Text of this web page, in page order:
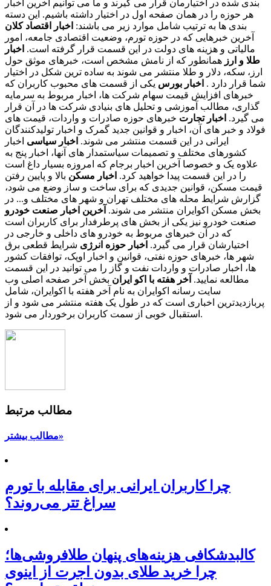
بندی شده در اختیارمان قرار می گیرند و ما می توانیم آخرین اخبار
هر حوزه را در همان صفحه اول در اختیار داشته باشیم. این دسته
بندی ها به ترتیب شامل موارد زیر می باشند: اخبار اقتصاد کلان
آخرین خبرهایی که در حوزه تورم، وضعیت اقتصادی جامعه، امور
مالیاتی و هزینه های دولت در این قسمت قرار گرفته است. اخبار
طلا و ارز همانطور که از نامش مشخص است، خبرهای موثق حول
ارز، سکه، دلار و طلا منتشر می شوند به ساده ترین شکل در اختیار
شما قرار دارد . اخبار بورس یکی از قسمت های محبوب کاربران که
خبرهای افزایش قیمت سهام شرکت ها، اخبار مربوط به سرمایه
گذاری، مطالب آموزشی و تحلیل های بنیادی شرکت ها در آن قرار
می گیرد. اخبار تجارت خبرهای حوزه صادرات و واردات، قیمت های
فولاد و خبر های آن، اخبار و قوانین جدید گمرک و اخبار تولیدکنندگان
ایرانی در این قسمت منتشر می شوند. اخبار سیاسی اخبار
کشورهای مختلف و تصمیمات سیاستمدار های آنها، اخبار پنج به
علاوه یک و خصوصا آخرین اخبار برجام که امروزه بسیار داغ است
را در این قسمت پیدا خواهید کرد. اخبار مسکن بالا و پایین رفتن
قیمت مسکن، قوانین جدیدی که برای ساخت و ساز وضع می شود،
گزارش شرایط محله های مختلف تهران و شهر های مختلف و... در
بخش مسکن اکوایران منتشر می شوند. آخرین اخبار صنعت خودرو
صنعت خودرو نیز یکی از بخش های پرطرفدار برای کاربران است
که در آن خبرهای مربوط به خودرو های داخلی و خارجی در
اختیارشان قرار می گیرد. اخبار حوزه انرژی شرایط قطعی برق
شهر ها، خبرهای حوزه نفتی، قوانین و اخبار اوپک، توافقات کشور
ها، اخبار صادرات و واردات نفت و گاز را می توانید در این قسمت
مطالعه نمایید. آخر هفته با اکو ایران بخش آخر صفحه اصلی وب
سایت رسانه اکوایران به نام آخر هفته با اکوایران، شامل
پربازدیدترین اخباری است که در طول یک هفته منتشر می شود و از
استقبال خوبی از سمت کاربران برخوردار می شود.
مطالب مرتبط
مطالب بیشتر»
چرا کاربران ایرانی برای مقابله با تورم
سراغ تتر می‌روند؟
کالبدشکافی هزینه‌های پنهان طلافروشی‌ها؛
چرا خرید طلای بدون اجرت از اینوی